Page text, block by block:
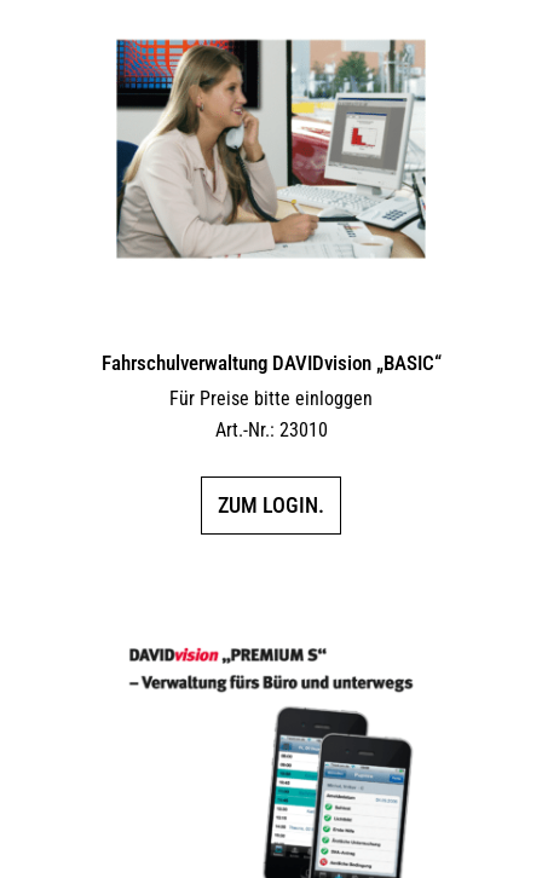
Fahrschulverwaltung DAVIDvision „BASIC“
Für Preise bitte einloggen
Art.-Nr.: 23010
ZUM LOGIN.